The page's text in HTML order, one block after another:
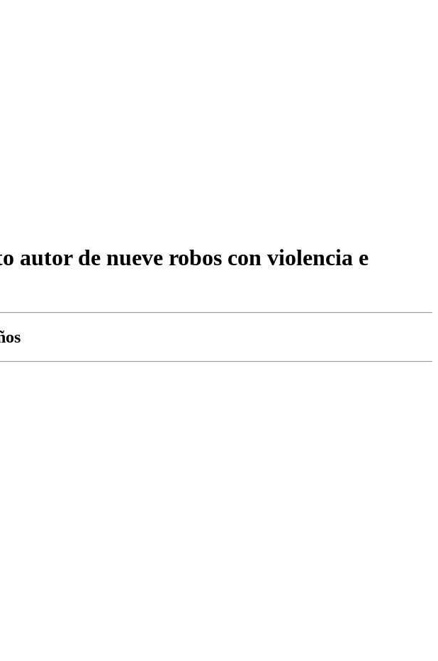
autor de nueve robos con violencia e